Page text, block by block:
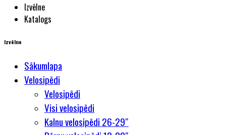
Izvēlne
Katalogs
Izvēlne
Sākumlapa
Velosipēdi
Velosipēdi
Visi velosipēdi
Kalnu velosipēdi 26-29″